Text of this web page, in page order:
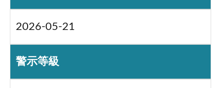
2026-05-21
警示等級